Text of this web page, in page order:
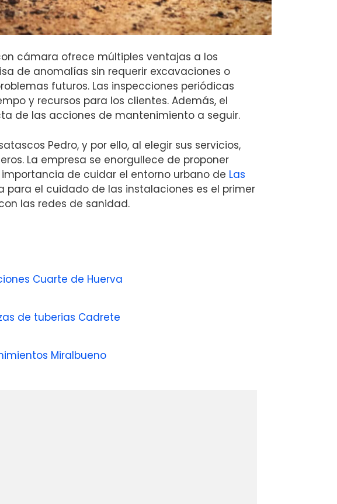
cámara ofrece múltiples ventajas a los
de anomalías sin requerir excavaciones o
futuros. Las inspecciones periódicas
y recursos para los clientes. Además, el
de las acciones de mantenimiento a seguir.
Pedro, y por ello, al elegir sus servicios,
La empresa se enorgullece de proponer
de cuidar el entorno urbano de Las
el cuidado de las instalaciones es el primer
las redes de sanidad.
Cuarte de Huerva
de tuberias Cadrete
Miralbueno